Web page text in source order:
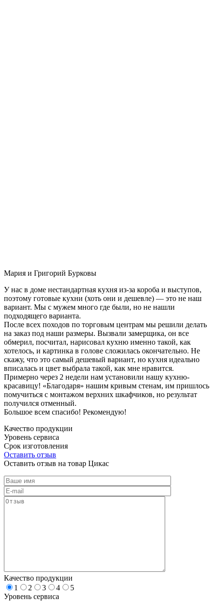
Мария и Григорий Бурковы
У нас в доме нестандартная кухня из-за короба и выступов,
поэтому готовые кухни (хоть они и дешевле) — это не наш
вариант. Мы с мужем много где были, но не нашли
подходящего варианта.
После всех походов по торговым центрам мы решили делать
на заказ под наши размеры. Вызвали замерщика, он все
обмерил, посчитал, нарисовал кухню именно такой, как
хотелось, и картинка в голове сложилась окончательно. Не
скажу, что это самый дешевый вариант, но кухня идеально
вписалась и цвет выбрала такой, как мне нравится.
Примерно через 2 недели нам установили нашу кухню-
красавицу! «Благодаря» нашим кривым стенам, им пришлось
помучиться с монтажом верхних шкафчиков, но результат
получился отменный.
Большое всем спасибо! Рекомендую!
Качество продукции
Уровень сервиса
Срок изготовления
Оставить отзыв
Оставить отзыв на товар Цикас
Качество продукции
1
2 3 4
5
Уровень сервиса